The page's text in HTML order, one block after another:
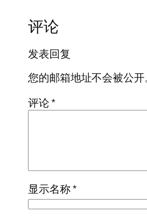
评论
发表回复
您的邮箱地址不会被公开
评论*
显示名称*